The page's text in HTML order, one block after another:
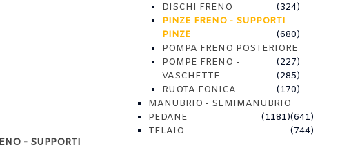
- SUPPORTI
DISCHI FRENO
(324)
PINZE FRENO - SUPPORTI
PINZE
(680)
POMPA FRENO POSTERIORE
(227)
POMPE FRENO -
VASCHETTE
(285)
RUOTA FONICA
(170)
MANUBRIO - SEMIMANUBRIO
(641)
PEDANE
(1181)
TELAIO
(744)